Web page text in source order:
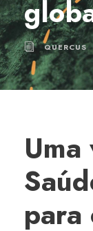
QUERCUS
para